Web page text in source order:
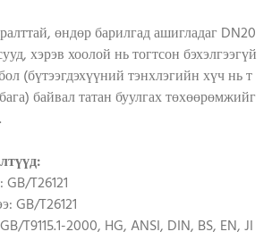
өндөр барилгад ашигладаг DN20
хэрэв хоолой нь тогтсон бэхэлгээгүй
(бүтээгдэхүүний тэнхлэгийн хүч нь т
байвал татан буулгах төхөөрөмжийг
T26121
GB/T26121
T9115.1-2000, HG, ANSI, DIN, BS, EN, JI